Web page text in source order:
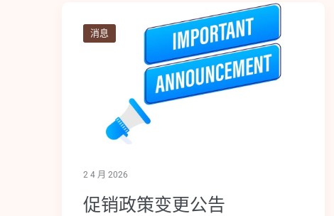
消息
2 4 月 2026
促销政策变更公告